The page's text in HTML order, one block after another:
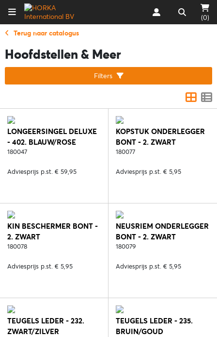
(0)
Terug naar catalogus
Hoofdstellen & Meer
Filters
LONGEERSINGEL DELUXE
- 402. BLAUW/ROSE
180047
Adviesprijs p.st. € 59,95
KOPSTUK ONDERLEGGER
BONT - 2. ZWART
180077
Adviesprijs p.st. € 5,95
KIN BESCHERMER BONT -
2. ZWART
180078
Adviesprijs p.st. € 5,95
NEUSRIEM ONDERLEGGER
BONT - 2. ZWART
180079
Adviesprijs p.st. € 5,95
TEUGELS LEDER - 232.
ZWART/ZILVER
TEUGELS LEDER - 235.
BRUIN/GOUD